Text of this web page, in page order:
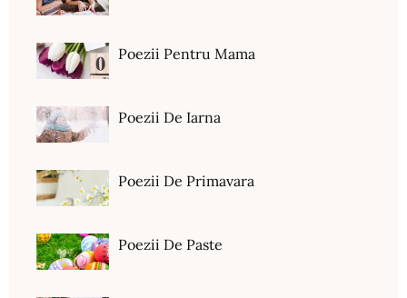
Poezii Pentru Mama
Poezii De Iarna
Poezii De Primavara
Poezii De Paste